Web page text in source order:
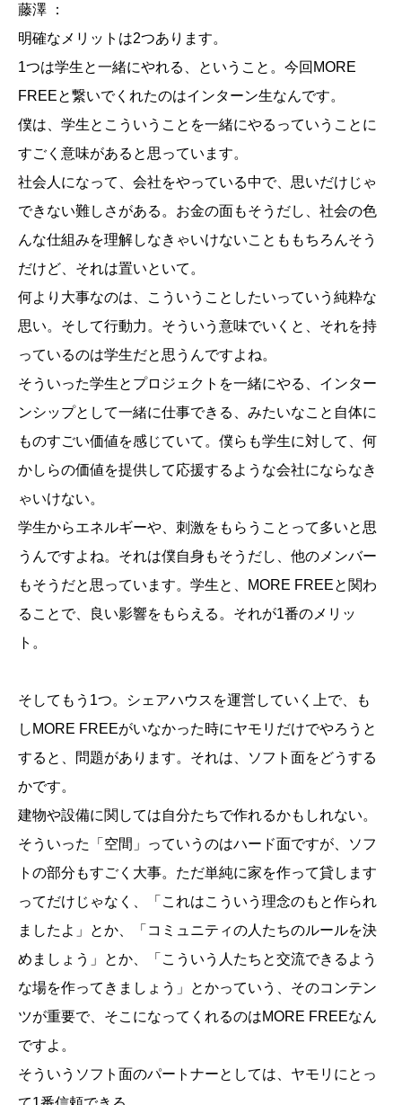
藤澤 ：
明確なメリットは2つあります。
1つは学生と一緒にやれる、ということ。今回MORE
FREEと繋いでくれたのはインターン生なんです。
僕は、学生とこういうことを一緒にやるっていうことに
すごく意味があると思っています。
社会人になって、会社をやっている中で、思いだけじゃ
できない難しさがある。お金の面もそうだし、社会の色
んな仕組みを理解しなきゃいけないことももちろんそう
だけど、それは置いといて。
何より大事なのは、こういうことしたいっていう純粋な
思い。そして行動力。そういう意味でいくと、それを持
っているのは学生だと思うんですよね。
そういった学生とプロジェクトを一緒にやる、インター
ンシップとして一緒に仕事できる、みたいなこと自体に
ものすごい価値を感じていて。僕らも学生に対して、何
かしらの価値を提供して応援するような会社にならなき
ゃいけない。
学生からエネルギーや、刺激をもらうことって多いと思
うんですよね。それは僕自身もそうだし、他のメンバー
もそうだと思っています。学生と、MORE FREEと関わ
ることで、良い影響をもらえる。それが1番のメリッ
ト。
そしてもう1つ。シェアハウスを運営していく上で、も
しMORE FREEがいなかった時にヤモリだけでやろうと
すると、問題があります。それは、ソフト面をどうする
かです。
建物や設備に関しては自分たちで作れるかもしれない。
そういった「空間」っていうのはハード面ですが、ソフ
トの部分もすごく大事。ただ単純に家を作って貸します
ってだけじゃなく、「これはこういう理念のもと作られ
ましたよ」とか、「コミュニティの人たちのルールを決
めましょう」とか、「こういう人たちと交流できるよう
な場を作ってきましょう」とかっていう、そのコンテン
ツが重要で、そこになってくれるのはMORE FREEなん
ですよ。
そういうソフト面のパートナーとしては、ヤモリにとっ